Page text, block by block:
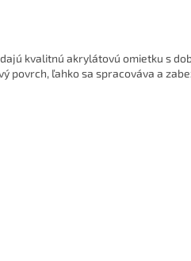
kvalitnú akrylátovú omietku s
povrch, ľahko sa spracováva a